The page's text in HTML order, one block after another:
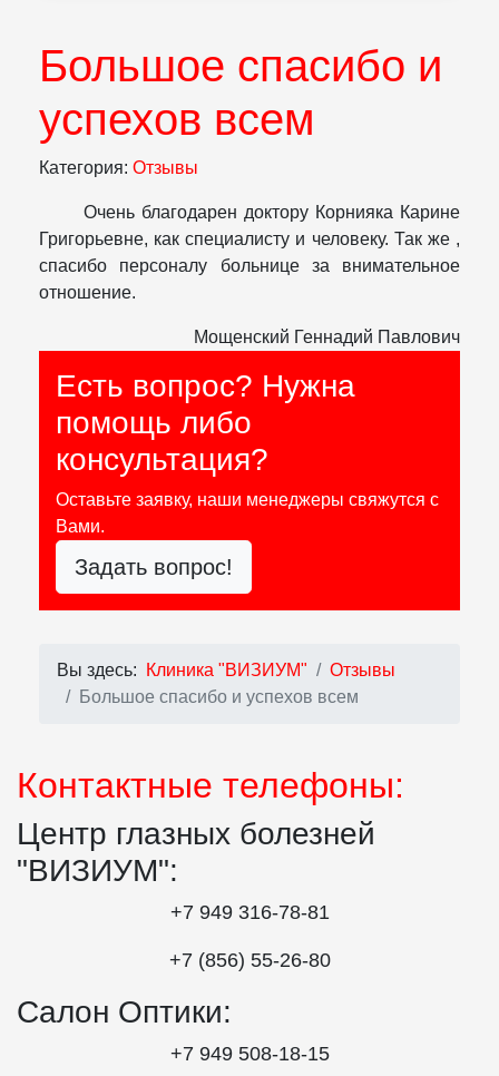
Большое спасибо и
успехов всем
Категория: Отзывы
Очень благодарен доктору Корнияка Карине
Григорьевне, как специалисту и человеку. Так же ,
спасибо персоналу больнице за внимательное
отношение.
Мощенский Геннадий Павлович
Есть вопрос? Нужна
помощь либо
консультация?
Оставьте заявку, наши менеджеры свяжутся с
Вами.
Задать вопрос!
Вы здесь: Клиника "ВИЗИУМ"
Отзывы
Большое спасибо и успехов всем
Контактные телефоны:
Центр глазных болезней
"ВИЗИУМ":
+7 949 316-78-81
+7 (856) 55‑26‑80
Салон Оптики:
+7 949 508‑18‑15